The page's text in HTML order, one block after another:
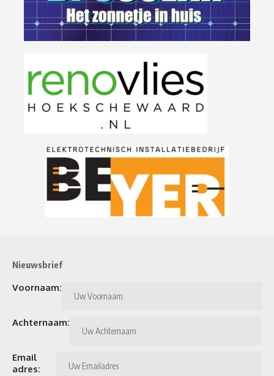
Nieuwsbrief
Voornaam:
Achternaam:
Email
adres: